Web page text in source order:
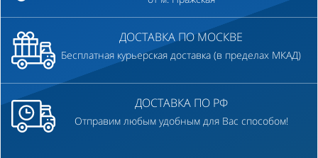
ДОСТАВКА ПО МОСКВЕ
Бесплатная курьерская доставка (в пределах МКАД)
ДОСТАВКА ПО РФ
Отправим любым удобным для Вас способом!